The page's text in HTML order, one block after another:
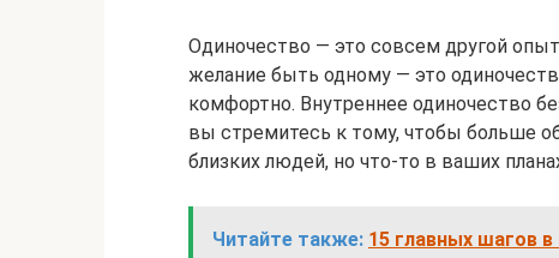
Одиночество — это совсем другой
желание быть одному — это
комфортно. Внутреннее одиночество
вы стремитесь к тому, чтобы больше
близких людей, но что-то в ваших
Читайте также: 15 главных шагов